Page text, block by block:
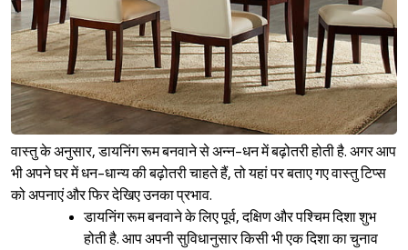
वास्तु के अनुसार, डायनिंग रूम बनवाने से अन्न-धन में बढ़ोतरी होती है. अगर आप
भी अपने घर में धन-धान्य की बढ़ोतरी चाहते हैं, तो यहां पर बताए गए वास्तु टिप्स
को अपनाएं और फिर देखिए उनका प्रभाव.
डायनिंग रूम बनवाने के लिए पूर्व, दक्षिण और पश्‍चिम दिशा शुभ
होती है. आप अपनी सुविधानुसार किसी भी एक दिशा का चुनाव